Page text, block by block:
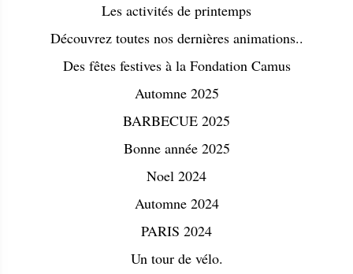
Les activités de printemps
Découvrez toutes nos dernières animations..
Des fêtes festives à la Fondation Camus
Automne 2025
BARBECUE 2025
Bonne année 2025
Noel 2024
Automne 2024
PARIS 2024
Un tour de vélo.